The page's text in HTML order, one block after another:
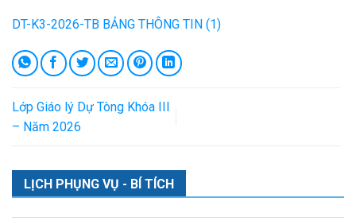
DT-K3-2026-TB BẢNG THÔNG TIN (1)
Lớp Giáo lý Dự Tòng Khóa III
– Năm 2026
LỊCH PHỤNG VỤ - BÍ TÍCH